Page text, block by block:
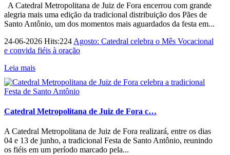
A Catedral Metropolitana de Juiz de Fora encerrou com grande
alegria mais uma edição da tradicional distribuição dos Pães de
Santo Antônio, um dos momentos mais aguardados da festa em...
24-06-2026 Hits:224 Agosto: Catedral celebra o Mês Vocacional
e convida fiéis à oração
Leia mais
Catedral Metropolitana de Juiz de Fora c…
A Catedral Metropolitana de Juiz de Fora realizará, entre os dias
04 e 13 de junho, a tradicional Festa de Santo Antônio, reunindo
os fiéis em um período marcado pela...